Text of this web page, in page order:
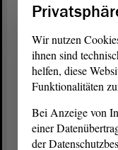
Kreistages oder
Gemeinwesen
Das haben wir
intensiv erlebt.
unser Dank für
demokratisches
Wir nutzen
ihnen sind
helfen, diese
Funktionalitäten
Bei Anzeige von
einer
der